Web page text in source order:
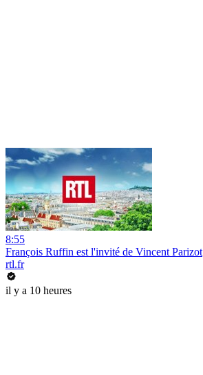
8:55
François Ruffin est l'invité de Vincent Parizot
rtl.fr
il y a 10 heures